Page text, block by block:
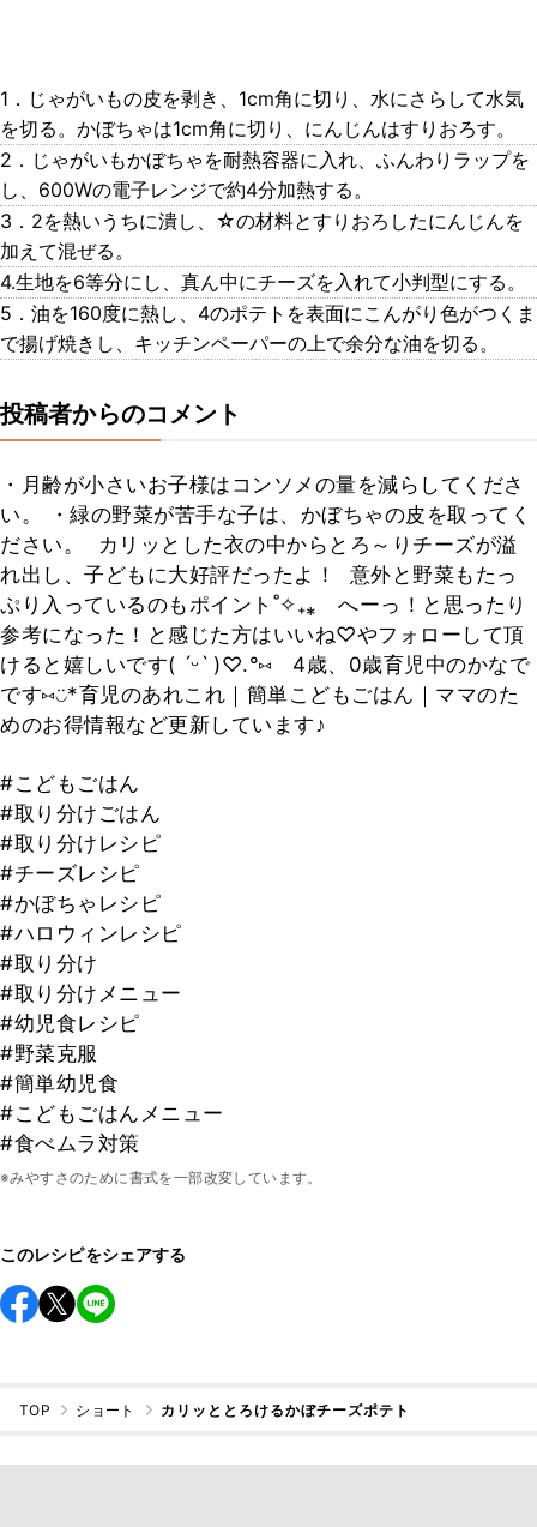
1．じゃがいもの皮を剥き、1cm角に切り、水にさらして水気
を切る。かぼちゃは1cm角に切り、にんじんはすりおろす。
2．じゃがいもかぼちゃを耐熱容器に入れ、ふんわりラップを
し、600Wの電子レンジで約4分加熱する。
3．2を熱いうちに潰し、☆の材料とすりおろしたにんじんを
加えて混ぜる。
4.生地を6等分にし、真ん中にチーズを入れて小判型にする。
5．油を160度に熱し、4のポテトを表面にこんがり色がつくま
で揚げ焼きし、キッチンペーパーの上で余分な油を切る。
投稿者からのコメント
・月齢が小さいお子様はコンソメの量を減らしてくださ
い。 ・緑の野菜が苦手な子は、かぼちゃの皮を取ってく
ださい。 ⁡ カリッとした衣の中からとろ～りチーズが溢
れ出し、子どもに大好評だったよ！ ⁡ 意外と野菜もたっ
ぷり入っているのもポイント˚✧₊⁎ ⁡ ⁡ へーっ！と思ったり
参考になった！と感じた方はいいね♡やフォローして頂
けると嬉しいです( ˊᵕˋ )♡.°⑅ ⁡ ⁡ 4歳、0歳育児中のかなで
です⑅◡̈*育児のあれこれ｜簡単こどもごはん｜ママのた
めのお得情報など更新しています♪
#こどもごはん
#取り分けごはん
#取り分けレシピ
#チーズレシピ
#かぼちゃレシピ
#ハロウィンレシピ
#取り分け
#取り分けメニュー
#幼児食レシピ
#野菜克服
#簡単幼児食
#こどもごはんメニュー
#食べムラ対策
※みやすさのために書式を一部改変しています。
このレシピをシェアする
TOP ショート カリッととろけるかぼチーズポテト